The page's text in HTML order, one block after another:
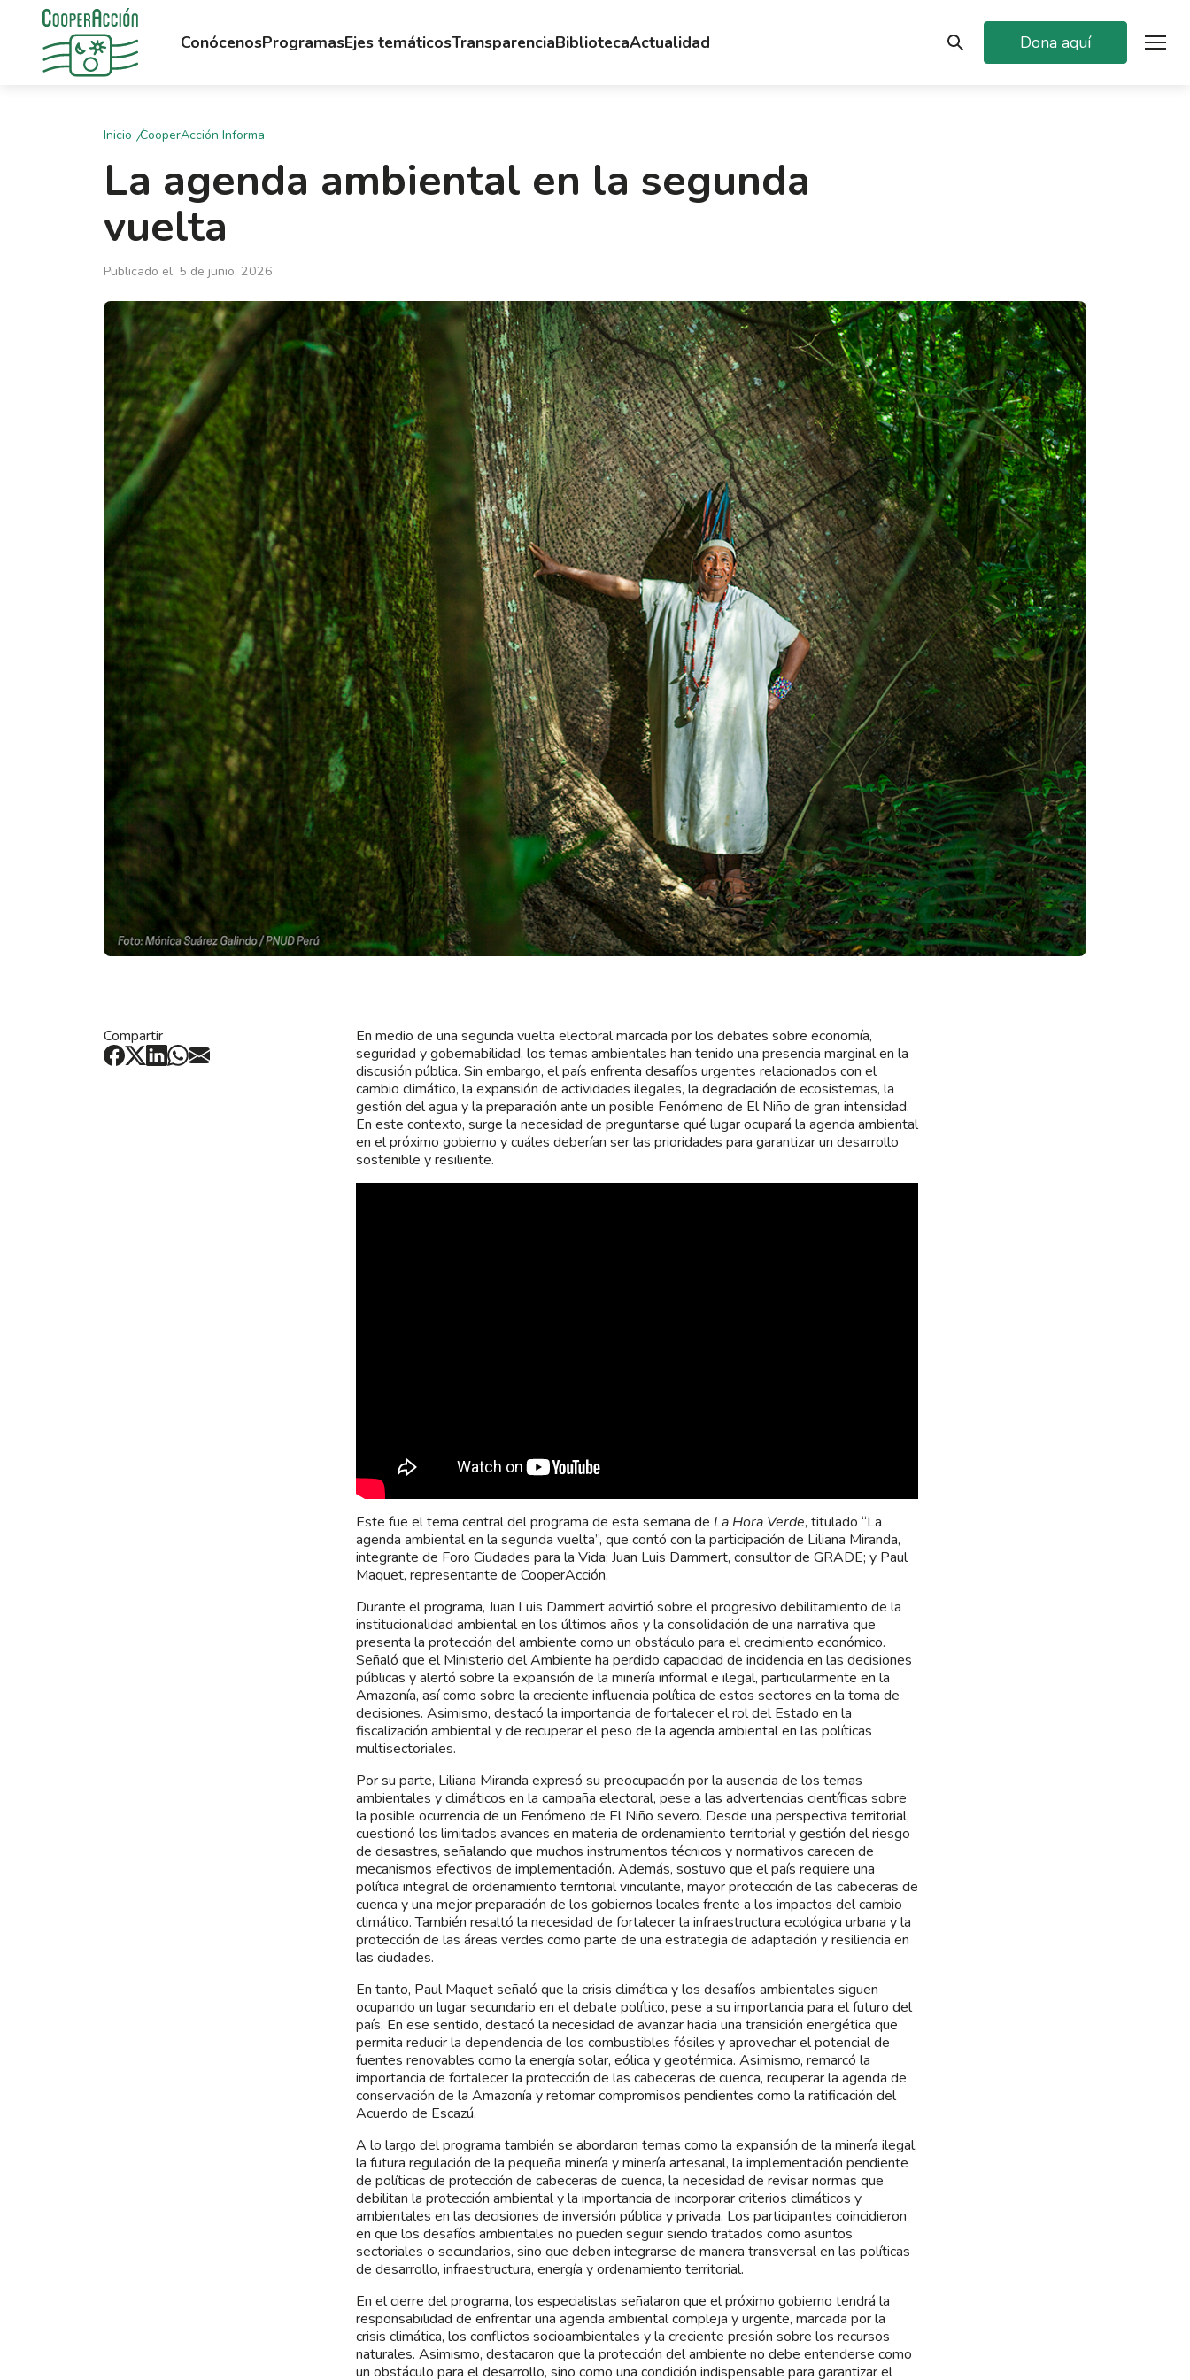
ConócenosProgramasEjes temáticosTransparenciaBibliotecaActualidad Dona aquí
Inicio CooperAcción Informa
La agenda ambiental en la segunda
vuelta
Publicado el: 5 de junio, 2026
Compartir
En medio de una segunda vuelta electoral marcada por los debates sobre economía,
seguridad y gobernabilidad, los temas ambientales han tenido una presencia marginal en la
discusión pública. Sin embargo, el país enfrenta desafíos urgentes relacionados con el
cambio climático, la expansión de actividades ilegales, la degradación de ecosistemas, la
gestión del agua y la preparación ante un posible Fenómeno de El Niño de gran intensidad.
En este contexto, surge la necesidad de preguntarse qué lugar ocupará la agenda ambiental
en el próximo gobierno y cuáles deberían ser las prioridades para garantizar un desarrollo
sostenible y resiliente.
Este fue el tema central del programa de esta semana de La Hora Verde, titulado “La
agenda ambiental en la segunda vuelta”, que contó con la participación de Liliana Miranda,
integrante de Foro Ciudades para la Vida; Juan Luis Dammert, consultor de GRADE; y Paul
Maquet, representante de CooperAcción.
Durante el programa, Juan Luis Dammert advirtió sobre el progresivo debilitamiento de la
institucionalidad ambiental en los últimos años y la consolidación de una narrativa que
presenta la protección del ambiente como un obstáculo para el crecimiento económico.
Señaló que el Ministerio del Ambiente ha perdido capacidad de incidencia en las decisiones
públicas y alertó sobre la expansión de la minería informal e ilegal, particularmente en la
Amazonía, así como sobre la creciente influencia política de estos sectores en la toma de
decisiones. Asimismo, destacó la importancia de fortalecer el rol del Estado en la
fiscalización ambiental y de recuperar el peso de la agenda ambiental en las políticas
multisectoriales.
Por su parte, Liliana Miranda expresó su preocupación por la ausencia de los temas
ambientales y climáticos en la campaña electoral, pese a las advertencias científicas sobre
la posible ocurrencia de un Fenómeno de El Niño severo. Desde una perspectiva territorial,
cuestionó los limitados avances en materia de ordenamiento territorial y gestión del riesgo
de desastres, señalando que muchos instrumentos técnicos y normativos carecen de
mecanismos efectivos de implementación. Además, sostuvo que el país requiere una
política integral de ordenamiento territorial vinculante, mayor protección de las cabeceras de
cuenca y una mejor preparación de los gobiernos locales frente a los impactos del cambio
climático. También resaltó la necesidad de fortalecer la infraestructura ecológica urbana y la
protección de las áreas verdes como parte de una estrategia de adaptación y resiliencia en
las ciudades.
En tanto, Paul Maquet señaló que la crisis climática y los desafíos ambientales siguen
ocupando un lugar secundario en el debate político, pese a su importancia para el futuro del
país. En ese sentido, destacó la necesidad de avanzar hacia una transición energética que
permita reducir la dependencia de los combustibles fósiles y aprovechar el potencial de
fuentes renovables como la energía solar, eólica y geotérmica. Asimismo, remarcó la
importancia de fortalecer la protección de las cabeceras de cuenca, recuperar la agenda de
conservación de la Amazonía y retomar compromisos pendientes como la ratificación del
Acuerdo de Escazú.
A lo largo del programa también se abordaron temas como la expansión de la minería ilegal,
la futura regulación de la pequeña minería y minería artesanal, la implementación pendiente
de políticas de protección de cabeceras de cuenca, la necesidad de revisar normas que
debilitan la protección ambiental y la importancia de incorporar criterios climáticos y
ambientales en las decisiones de inversión pública y privada. Los participantes coincidieron
en que los desafíos ambientales no pueden seguir siendo tratados como asuntos
sectoriales o secundarios, sino que deben integrarse de manera transversal en las políticas
de desarrollo, infraestructura, energía y ordenamiento territorial.
En el cierre del programa, los especialistas señalaron que el próximo gobierno tendrá la
responsabilidad de enfrentar una agenda ambiental compleja y urgente, marcada por la
crisis climática, los conflictos socioambientales y la creciente presión sobre los recursos
naturales. Asimismo, destacaron que la protección del ambiente no debe entenderse como
un obstáculo para el desarrollo, sino como una condición indispensable para garantizar el